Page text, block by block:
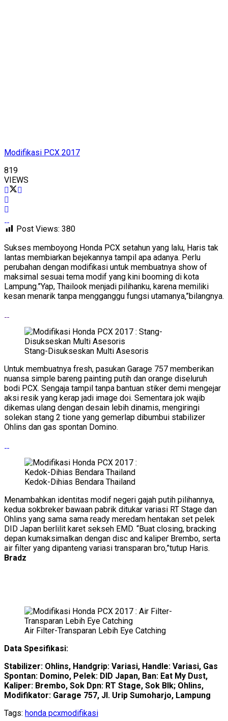
Modifikasi PCX 2017
819
VIEWS
Post Views: 380
Sukses memboyong Honda PCX setahun yang lalu, Haris tak
lantas membiarkan bejekannya tampil apa adanya. Perlu
perubahan dengan modifikasi untuk membuatnya show of
maksimal sesuai tema modif yang kini booming di kota
Lampung.”Yap, Thailook menjadi pilihanku, karena memiliki
kesan menarik tanpa mengganggu fungsi utamanya,”bilangnya.
Stang-Disukseskan Multi Asesoris
Untuk membuatnya fresh, pasukan Garage 757 memberikan
nuansa simple bareng painting putih dan orange diseluruh
bodi PCX. Sengaja tampil tanpa bantuan stiker demi mengejar
aksi resik yang kerap jadi image doi. Sementara jok wajib
dikemas ulang dengan desain lebih dinamis, mengiringi
solekan stang 2 tione yang gemerlap dibumbui stabilizer
Ohlins dan gas spontan Domino.
Kedok-Dihias Bendara Thailand
Menambahkan identitas modif negeri gajah putih pilihannya,
kedua sokbreker bawaan pabrik ditukar variasi RT Stage dan
Ohlins yang sama sama ready meredam hentakan set pelek
DID Japan berlilit karet sekseh EMD. “Buat closing, bracking
depan kumaksimalkan dengan disc and kaliper Brembo, serta
air filter yang dipanteng variasi transparan bro,”tutup Haris.
Bradz
Air Filter-Transparan Lebih Eye Catching
Data Spesifikasi:
Stabilizer: Ohlins, Handgrip: Variasi, Handle: Variasi, Gas
Spontan: Domino, Pelek: DID Japan, Ban: Eat My Dust,
Kaliper: Brembo, Sok Dpn: RT Stage, Sok Blk; Ohlins,
Modifikator: Garage 757, Jl. Urip Sumoharjo, Lampung
Tags: honda pcxmodifikasi